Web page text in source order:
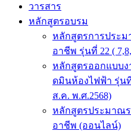
วารสาร
หลักสูตรอบรม
หลักสูตรการประม
อาชีพ รุ่นที่ 22 (
หลักสูตรออกแบบ
ดมินห้องไฟฟ้า รุ่นที่
ส.ค. พ.ศ.2568)
หลักสูตรประมาณ
อาชีพ (ออนไลน์)